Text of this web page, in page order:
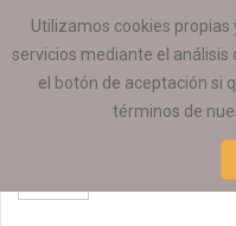
Utilizamos cookies
servicios mediante el análisis
el botón de aceptación si
términos de
ESTÁ AQUÍ: SERVICIOS